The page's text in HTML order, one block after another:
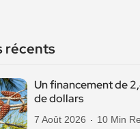
récents
Un financement de
de dollars
7 Août 2026 10 Min